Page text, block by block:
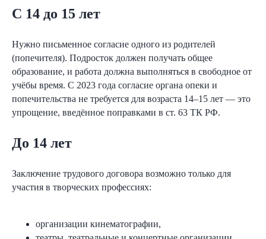
С 14 до 15 лет
Нужно письменное согласие одного из родителей
(попечителя). Подросток должен получать общее
образование, и работа должна выполняться в свободное от
учёбы время. С 2023 года согласие органа опеки и
попечительства не требуется для возраста 14–15 лет — это
упрощение, введённое поправками в ст. 63 ТК РФ.
До 14 лет
Заключение трудового договора возможно только для
участия в творческих профессиях:
организации кинематографии,